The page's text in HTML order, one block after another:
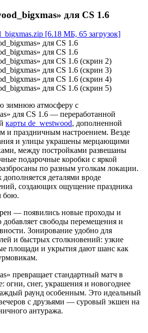
для CS 1.6
[6.18 МБ, 65 загрузок]
зимнюю атмосферу с
для CS 1.6 — переработанной
карты de_westwood, дополненной
и праздничным настроением. Везде
и улицы украшены мерцающими
между постройками развешаны
подарочные коробки с яркой
по разным уголкам локации.
деталями вроде
создающих ощущение праздника
бою.
— появились новые проходы и
свободы перемещения и
Зонирование удобно для
и быстрых столкновений: узкие
площади и укрытия дают шанс как
превращает стандартный матч в
огни, снег, украшения и новогоднее
раунд особенным. Это идеальный
с друзьями — суровый экшен на
антуража.